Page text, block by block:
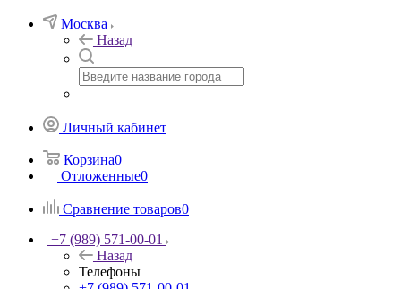
Москва
Назад
Личный кабинет
Корзина0
Отложенные0
Сравнение товаров0
+7 (989) 571-00-01
Назад
Телефоны